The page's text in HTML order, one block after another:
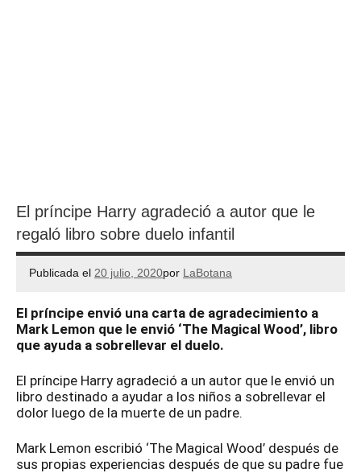
El príncipe Harry agradeció a autor que le
regaló libro sobre duelo infantil
Publicada el 20 julio, 2020por LaBotana
El príncipe envió una carta de agradecimiento a
Mark Lemon que le envió ‘The Magical Wood’, libro
que ayuda a sobrellevar el duelo.
El príncipe Harry agradeció a un autor que le envió un
libro destinado a ayudar a los niños a sobrellevar el
dolor luego de la muerte de un padre.
Mark Lemon escribió ‘The Magical Wood’ después de
sus propias experiencias después de que su padre fue